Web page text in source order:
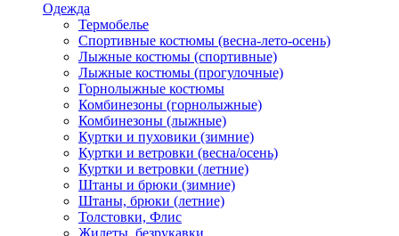
Одежда
Термобелье
Спортивные костюмы (весна-лето-осень)
Лыжные костюмы (спортивные)
Лыжные костюмы (прогулочные)
Горнолыжные костюмы
Комбинезоны (горнолыжные)
Комбинезоны (лыжные)
Куртки и пуховики (зимние)
Куртки и ветровки (весна/осень)
Куртки и ветровки (летние)
Штаны и брюки (зимние)
Штаны, брюки (летние)
Толстовки, Флис
Жилеты, безрукавки